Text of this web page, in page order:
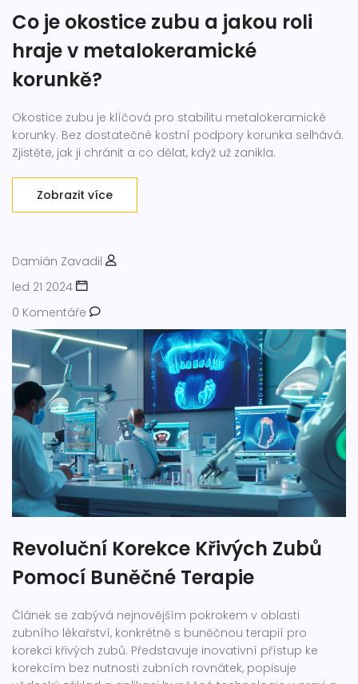
Co je okostice zubu a jakou roli
hraje v metalokeramické
korunkě?
Okostice zubu je klíčová pro stabilitu metalokeramické
korunky. Bez dostatečné kostní podpory korunka selhává.
Zjistěte, jak ji chránit a co dělat, když už zanikla.
Zobrazit více
Damián Zavadil
led 21 2024
0 Komentáře
Revoluční Korekce Křivých Zubů
Pomocí Buněčné Terapie
Článek se zabývá nejnovějším pokrokem v oblasti
zubního lékařství, konkrétně s buněčnou terapií pro
korekci křivých zubů. Představuje inovativní přístup ke
korekcím bez nutnosti zubních rovnátek, popisuje